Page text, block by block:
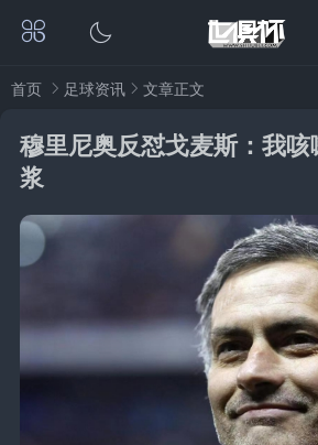
首页 足球资讯 文章正文
穆里尼奥反怼戈麦斯：我
浆